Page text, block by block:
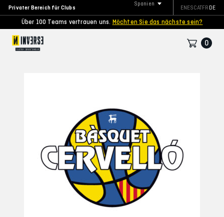
Privater Bereich für Clubs
Über 100 Teams vertrauen uns. Möchten Sie das nächste sein?
Spanien
ENESCATFR DE
0